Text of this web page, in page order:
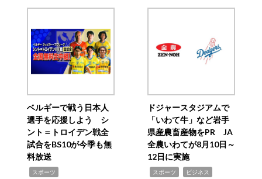
ベルギーで戦う日本人
選手を応援しよう シ
ント＝トロイデン戦全
試合をBS10が今季も無
料放送
スポーツ
ドジャースタジアムで
「いわて牛」など岩手
県産農畜産物をPR JA
全農いわてが8月10日～
12日に実施
スポーツ ビジネス